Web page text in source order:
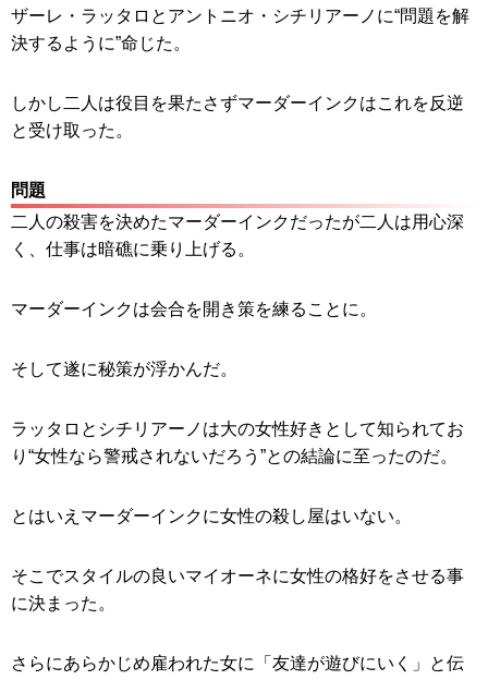
ザーレ・ラッタロとアントニオ・シチリアーノに“問題を解
決するように”命じた。
しかし二人は役目を果たさずマーダーインクはこれを反逆
と受け取った。
問題
二人の殺害を決めたマーダーインクだったが二人は用心深
く、仕事は暗礁に乗り上げる。
マーダーインクは会合を開き策を練ることに。
そして遂に秘策が浮かんだ。
ラッタロとシチリアーノは大の女性好きとして知られてお
り“女性なら警戒されないだろう”との結論に至ったのだ。
とはいえマーダーインクに女性の殺し屋はいない。
そこでスタイルの良いマイオーネに女性の格好をさせる事
に決まった。
さらにあらかじめ雇われた女に「友達が遊びにいく」と伝